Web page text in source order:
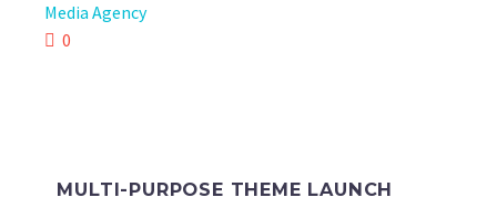
Media Agency
0
MULTI-PURPOSE THEME LAUNCH